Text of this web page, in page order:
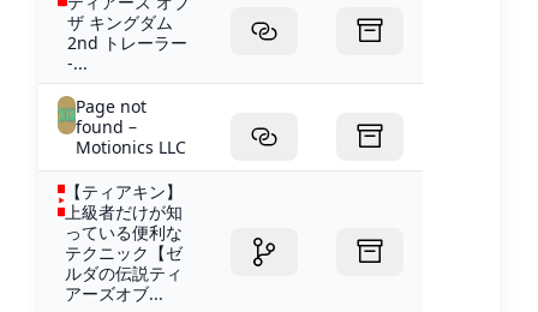
ザ キングダム
2nd トレーラー
-...
Page not
found –
Motionics LLC
【ティアキン】
上級者だけが知
っている便利な
テクニック【ゼ
ルダの伝説ティ
アーズオブ...